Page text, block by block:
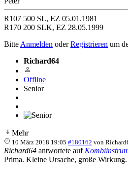
R107 500 SL, EZ 05.01.1981
R170 200 SLK, EZ 28.05.1999
Bitte Anmelden oderRegistrieren um
Richard64
Offline
Senior
Mehr
10 März 2018 19:05 #180162 von
Richard64 antwortete auf
Prima. Kleine Ursache, große Wirkung.